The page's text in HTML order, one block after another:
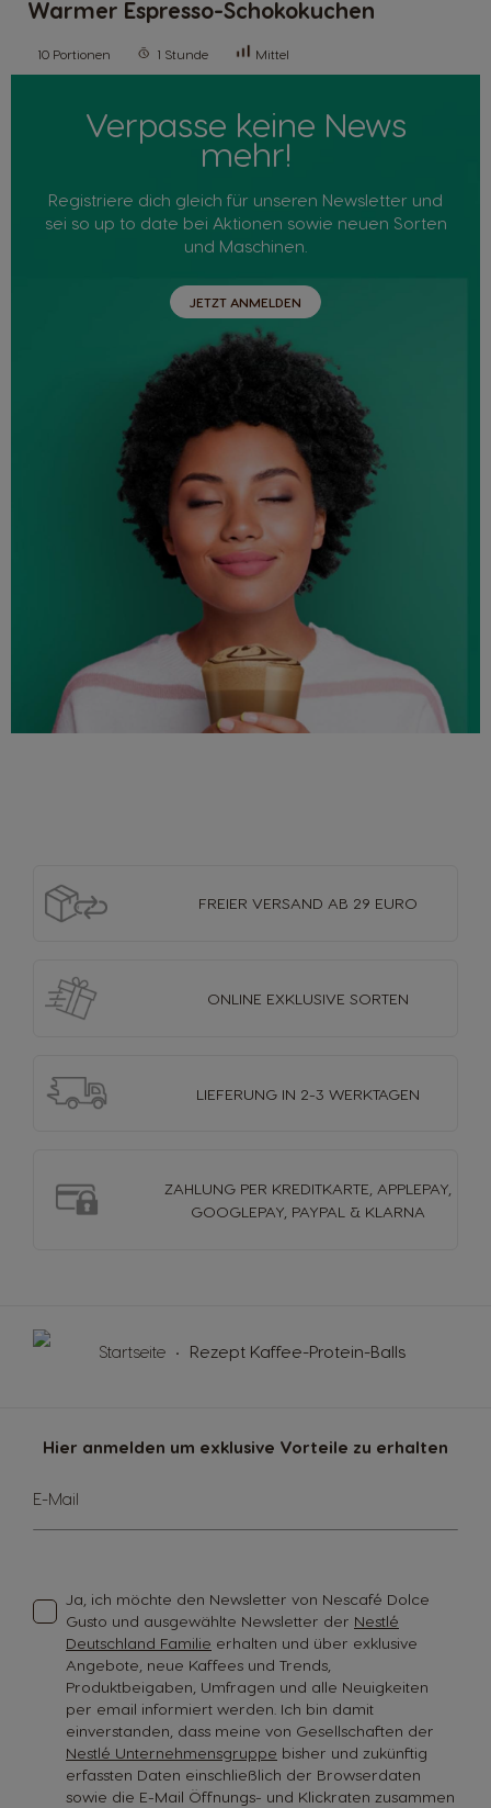
Warmer Espresso-Schokokuchen
10 Portionen 1 Stunde Mittel
Verpasse keine News
mehr!
Registriere dich gleich für unseren Newsletter und
sei so up to date bei Aktionen sowie neuen Sorten
und Maschinen.
JETZT ANMELDEN
FREIER VERSAND AB 29 EURO
ONLINE EXKLUSIVE SORTEN
LIEFERUNGIN 2-3 WERKTAGEN
ZAHLUNG PER KREDITKARTE, APPLEPAY,
GOOGLEPAY, PAYPAL & KLARNA
Startseite Rezept Kaffee-Protein-Balls
Hier anmelden um exklusive Vorteile zu erhalten
Melden
Sie
sich
Newsletter
an:
E-Mail
Ja, ich möchte den Newsletter von Nescafé Dolce
Gusto und ausgewählte Newsletter der Nestlé
Deutschland Familie erhalten und über exklusive
Angebote, neue Kaffees und Trends,
Produktbeigaben, Umfragen und alle Neuigkeiten
per email informiert werden. Ich bin damit
einverstanden, dass meine von Gesellschaften der
Nestlé Unternehmensgruppe bisher und zukünftig
erfassten Daten einschließlich der Browserdaten
sowie die E-Mail Öffnungs- und Klickraten zusammen